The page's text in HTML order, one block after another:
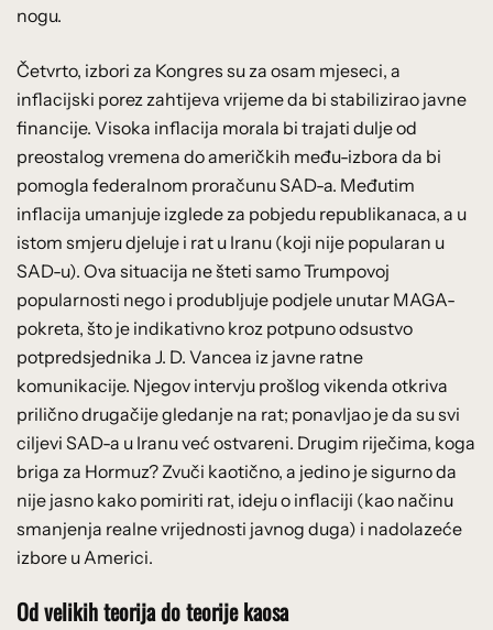
nogu.
Četvrto, izbori za Kongres su za osam mjeseci, a
inflacijski porez zahtijeva vrijeme da bi stabilizirao javne
financije. Visoka inflacija morala bi trajati dulje od
preostalog vremena do američkih među-izbora da bi
pomogla federalnom proračunu SAD-a. Međutim
inflacija umanjuje izglede za pobjedu republikanaca, a u
istom smjeru djeluje i rat u Iranu (koji nije popularan u
SAD-u). Ova situacija ne šteti samo Trumpovoj
popularnosti nego i produbljuje podjele unutar MAGA-
pokreta, što je indikativno kroz potpuno odsustvo
potpredsjednika J. D. Vancea iz javne ratne
komunikacije. Njegov intervju prošlog vikenda otkriva
prilično drugačije gledanje na rat; ponavljao je da su svi
ciljevi SAD-a u Iranu već ostvareni. Drugim riječima, koga
briga za Hormuz? Zvuči kaotično, a jedino je sigurno da
nije jasno kako pomiriti rat, ideju o inflaciji (kao načinu
smanjenja realne vrijednosti javnog duga) i nadolazeće
izbore u Americi.
Od velikih teorija do teorije kaosa